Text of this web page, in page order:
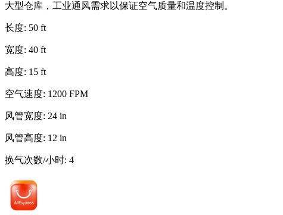
大型仓库，工业通风需求以保证空气质量和温度控制。
长度: 50 ft
宽度: 40 ft
高度: 15 ft
空气速度: 1200 FPM
风管宽度: 24 in
风管高度: 12 in
换气次数/小时: 4